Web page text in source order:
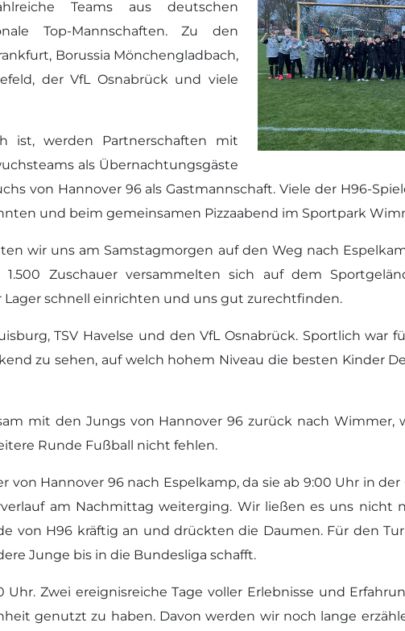
Teams aus deutschen
Top-Mannschaften. Zu den
Borussia Mönchengladbach,
der VfL Osnabrück und viele
ist, werden Partnerschaften mit
als Übernachtungsgäste
von Hannover 96 als Gastmannschaft. Viele der H96-
und beim gemeinsamen Pizzaabend im Sportpark
wir uns am Samstagmorgen auf den Weg nach
Zuschauer versammelten sich auf dem
schnell einrichten und uns gut zurechtfinden.
TSV Havelse und den VfL Osnabrück. Sportlich war
zu sehen, auf welch hohem Niveau die besten Kinder
mit den Jungs von Hannover 96 zurück nach Wimmer,
Runde Fußball nicht fehlen.
von Hannover 96 nach Espelkamp, da sie ab 9:00 Uhr in
am Nachmittag weiterging. Wir ließen es uns nicht
von H96 kräftig an und drückten die Daumen. Für den
Junge bis in die Bundesliga schafft.
Zwei ereignisreiche Tage voller Erlebnisse und
genutzt zu haben. Davon werden wir noch lange